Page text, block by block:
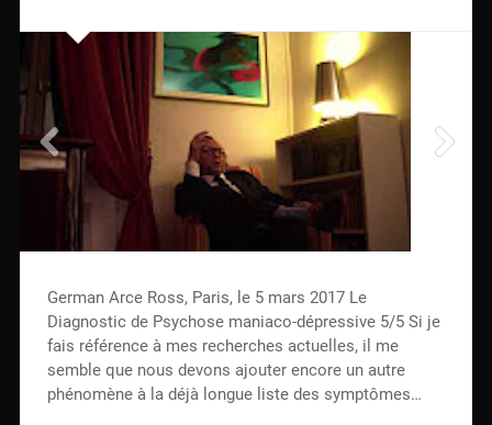
German Arce Ross, Paris, le 5 mars 2017 Le
Diagnostic de Psychose maniaco-dépressive 5/5 Si je
fais référence à mes recherches actuelles, il me
semble que nous devons ajouter encore un autre
phénomène à la déjà longue liste des symptômes…